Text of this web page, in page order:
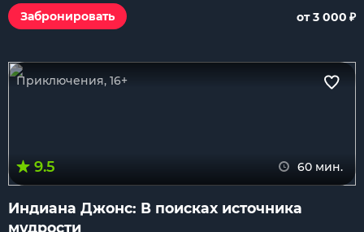
Забронировать
от 3 000 ₽
Приключения, 16+
9.5 60 мин.
Индиана Джонс: В поисках источника
мудрости